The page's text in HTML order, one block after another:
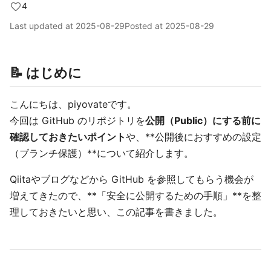
4
Last updated at 2025-08-29Posted at 2025-08-29
📝 はじめに
こんにちは、piyovateです。
今回は GitHub のリポジトリを公開（Public）にする前に
確認しておきたいポイントや、**公開後におすすめの設定
（ブランチ保護）**について紹介します。
Qiitaやブログなどから GitHub を参照してもらう機会が
増えてきたので、**「安全に公開するための手順」**を整
理しておきたいと思い、この記事を書きました。